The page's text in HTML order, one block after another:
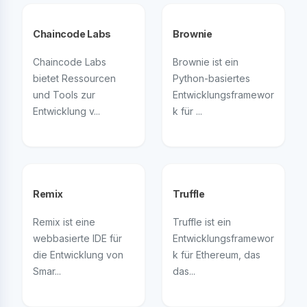
Chaincode Labs
Chaincode Labs
bietet Ressourcen
und Tools zur
Entwicklung v...
Brownie
Brownie ist ein
Python-basiertes
Entwicklungsframewor
k für ...
Remix
Remix ist eine
webbasierte IDE für
die Entwicklung von
Smar...
Truffle
Truffle ist ein
Entwicklungsframewor
k für Ethereum, das
das...